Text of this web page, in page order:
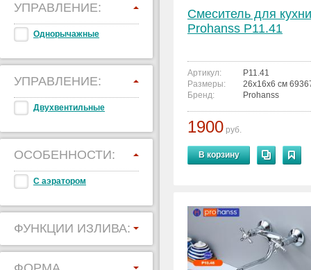
УПРАВЛЕНИЕ:
Однорычажные
УПРАВЛЕНИЕ:
Двухвентильные
ОСОБЕННОСТИ:
С аэратором
ФУНКЦИИ ИЗЛИВА:
Смеситель для кухни
Prohanss P11.41
Артикул:
P11.41
Размеры:
26x16x6 см
Бренд:
Prohanss
1900 руб.
В корзину